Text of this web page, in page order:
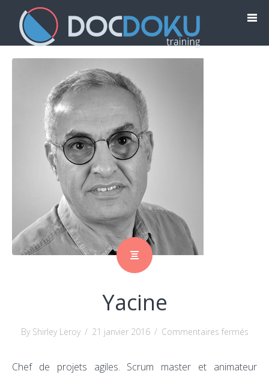
Yacine
By Shirley Leroy / 21 janvier 2016 / Commentaires ferméssur
Chef de projets agiles. Scrum master et animateur